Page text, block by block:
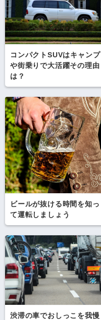
コンパクトSUVはキャンプ
や街乗りで大活躍その理由
は？
ビールが抜ける時間を知っ
て運転しましょう
渋滞の車でおしっこを我慢